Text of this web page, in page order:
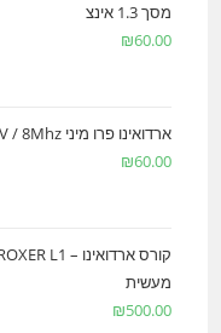
מסך 1.3 אינצ
₪60.00
ארדואינו פרו מיני 3.3V / 8Mhz
₪60.00
מעשית
₪500.00